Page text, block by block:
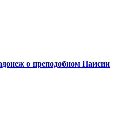
о преподобном Паисии